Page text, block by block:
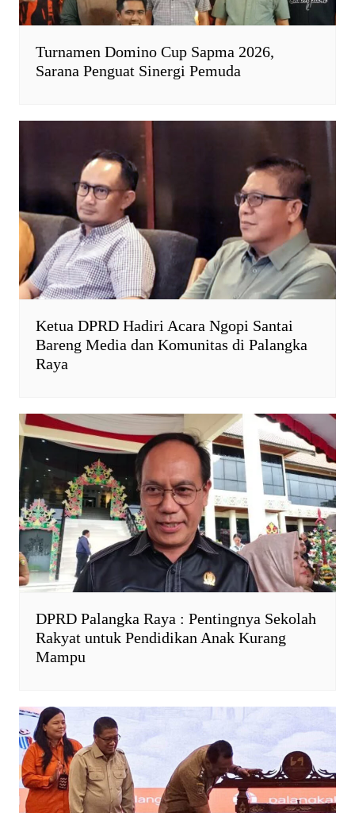
Turnamen Domino Cup Sapma 2026,
Sarana Penguat Sinergi Pemuda
Ketua DPRD Hadiri Acara Ngopi Santai
Bareng Media dan Komunitas di Palangka
Raya
DPRD Palangka Raya : Pentingnya Sekolah
Rakyat untuk Pendidikan Anak Kurang
Mampu